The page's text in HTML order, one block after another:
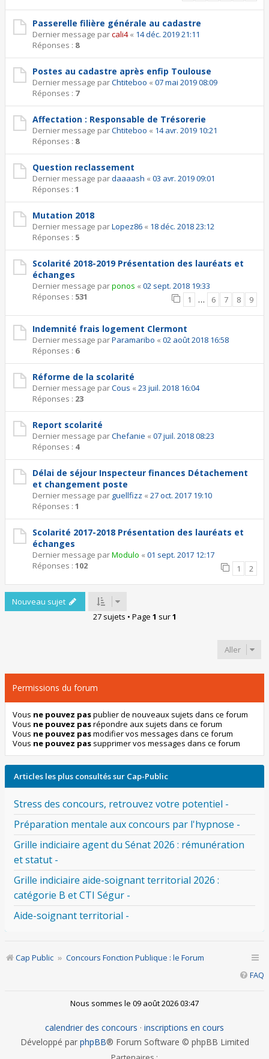
Passerelle filière générale au cadastre
Dernier message parcali4« 14 déc. 2019 21:11
Réponses : 8
Postes au cadastre après enfip Toulouse
Dernier message parChtiteboo « 07 mai 2019 08:09
Réponses : 7
Affectation : Responsable de Trésorerie
Dernier message parChtiteboo « 14 avr. 2019 10:21
Réponses : 8
Question reclassement
Dernier message pardaaaash « 03 avr. 2019 09:01
Réponses : 1
Mutation 2018
Dernier message parLopez86 « 18 déc. 2018 23:12
Réponses : 5
Scolarité 2018-2019 Présentation des lauréats et
échanges
Dernier message parponos « 02 sept. 2018 19:33
Réponses : 531 1 … 6 7 8 9
Indemnité frais logement Clermont
Dernier message parParamaribo « 02 août 2018 16:58
Réponses : 6
Réforme de la scolarité
Dernier message parCous « 23 juil. 2018 16:04
Réponses : 23
Report scolarité
Dernier message parChefanie « 07 juil. 2018 08:23
Réponses : 4
Délai de séjour Inspecteur finances Détachement
et changement poste
Dernier message par guellfizz « 27 oct. 2017 19:10
Réponses : 1
Scolarité 2017-2018 Présentation des lauréats et
échanges
Dernier message parModulo « 01 sept. 2017 12:17
Réponses : 102 1 2
Nouveau sujet
27 sujets • Page 1 sur1
Aller
Permissions du forum
Vous ne pouvez paspublier de nouveaux sujets dans ce forum
Vous ne pouvez pasrépondre aux sujets dans ce forum
Vous ne pouvez pasmodifier vos messages dans ce forum
Vous ne pouvez pas supprimer vos messages dans ce forum
Articles les plus consultés sur Cap-Public
Stress des concours, retrouvez votre potentiel -
Préparation mentale aux concours par l'hypnose -
Grille indiciaire agent du Sénat 2026 : rémunération
et statut -
Grille indiciaire aide-soignant territorial 2026 :
catégorie B et CTI Ségur -
Aide-soignant territorial -
Cap Public
Concours Fonction Publique : le Forum
FAQ
Nous sommes le 09 août 2026 03:47
calendrier des concours · inscriptions en cours
Développé par phpBB® Forum Software © phpBB Limited